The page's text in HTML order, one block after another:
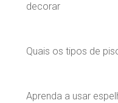
decorar
Quais os tipos de
Aprenda a usar